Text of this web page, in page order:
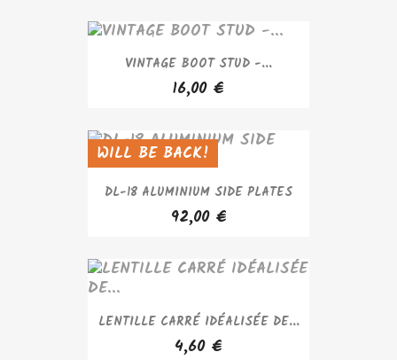
VINTAGE BOOT STUD -...
16,00 €
WILL BE BACK!
DL-18 ALUMINIUM SIDE PLATES
92,00 €
SOLD OUT
LENTILLE CARRÉ IDÉALISÉE DE...
4,60 €